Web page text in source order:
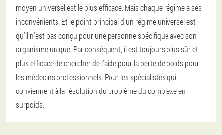
moyen universel est le plus efficace. Mais chaque régime a ses
inconvénients. Et le point principal d'un régime universel est
qu'il n'est pas conçu pour une personne spécifique avec son
organisme unique. Par conséquent, il est toujours plus sûr et
plus efficace de chercher de l'aide pour la perte de poids pour
les médecins professionnels. Pour les spécialistes qui
conviennent à la résolution du problème du complexe en
surpoids.